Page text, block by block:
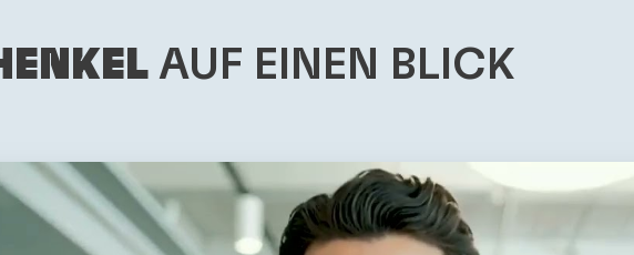
AUF EINEN BLICK